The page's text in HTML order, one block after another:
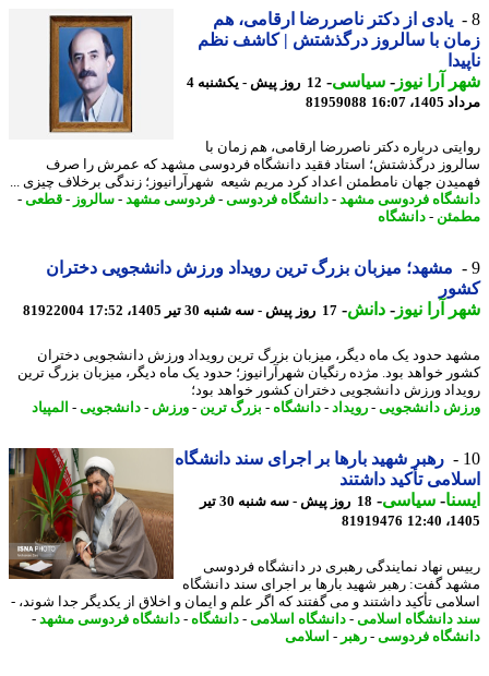
یادی از دکتر ناصررضا ارقامی، هم
با سالروز درگذشتش | کاشف نظم
آرا نیوز-سیاسی-
12 روز پیش - یکشنبه 4
16:07
81959088
درباره دکتر ناصررضا ارقامی، هم زمان با
درگذشتش؛ استاد فقید دانشگاه فردوسی مشهد که عمرش را صرف
جهان نامطمئن اعداد کرد مریم شیعه شهرآرانیوز؛ زندگی برخلاف چیزی ...
فردوسی مشهد-دانشگاه فردوسی-فردوسی مشهد-سالروز- قطعی-
-دانشگاه
مشهد؛ میزبان بزرگ ترین رویداد ورزش دانشجویی دختران
آرا نیوز-دانش -17 روز پیش - سه شنبه 30 تیر 1405، 17:52 81922004
حدود یک ماه دیگر، میزبان بزرگ ترین رویداد ورزش دانشجویی دختران
خواهد بود. مژده رنگیان شهرآرانیوز؛ حدود یک ماه دیگر، میزبان بزرگ ترین
ورزش دانشجویی دختران کشور خواهد بود؛
دانشجویی-رویداد-دانشگاه-بزرگ ترین- ورزش -دانشجویی-المپیاد
رهبر شهید بارها بر اجرای سند دانشگاه
تأکید داشتند
-سیاسی-
18 روز پیش - سه شنبه 30 تیر
81919476
نهاد نمایندگی رهبری در دانشگاه فردوسی
گفت: رهبر شهید بارها بر اجرای سند دانشگاه
تأکید داشتند و می گفتند که اگر علم و ایمان و اخلاق از یکدیگر جدا شوند، -
دانشگاه اسلامی-دانشگاه اسلامی-دانشگاه-دانشگاه فردوسی مشهد-
فردوسی-رهبر -اسلامی